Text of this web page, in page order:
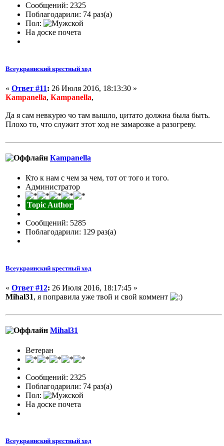
Сообщений: 2325
Поблагодарили: 74 раз(а)
Пол:
На доске почета
Всеукраинский крестный ход
« Ответ #11: 26 Июля 2016, 18:13:30 »
Кampanella, Кampanella,
Да я сам невкурю чо там вышло, цитато должна была быть.
Плохо то, что служит этот ход не замарозке а разогреву.
Кampanella
Кто к нам с чем за чем, тот от того и того.
Администратор
Topic Author
Сообщений: 5285
Поблагодарили: 129 раз(а)
Всеукраинский крестный ход
« Ответ #12: 26 Июля 2016, 18:17:45 »
Mihal31, я поправила уже твой и свой коммент
Mihal31
Ветеран
Сообщений: 2325
Поблагодарили: 74 раз(а)
Пол:
На доске почета
Всеукраинский крестный ход